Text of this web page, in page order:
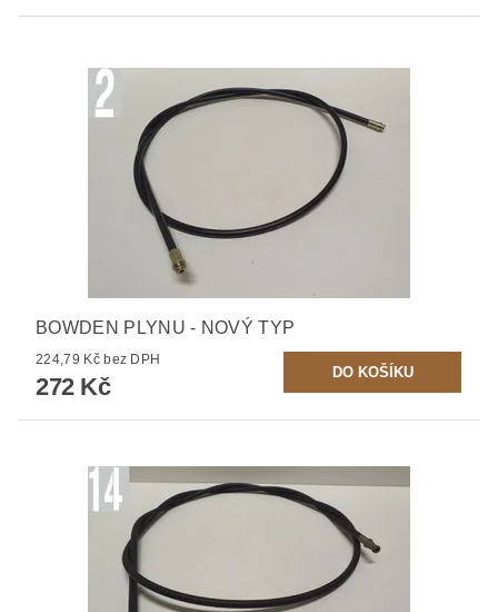
BOWDEN PLYNU - NOVÝ TYP
224,79 Kč bez DPH
272 Kč